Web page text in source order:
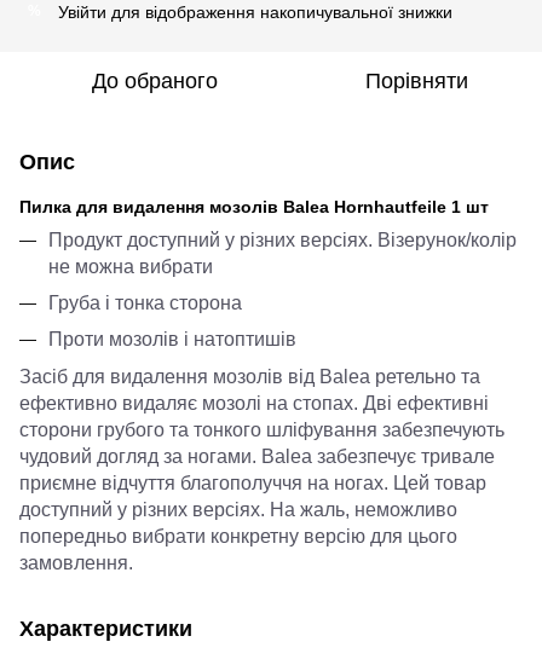
Увійти для відображення накопичувальної знижки
До обраного Порівняти
Опис
Пилка для видалення мозолів Balea Hornhautfeile 1 шт
Продукт доступний у різних версіях. Візерунок/колір
не можна вибрати
Груба і тонка сторона
Проти мозолів і натоптишів
Засіб для видалення мозолів від Balea ретельно та
ефективно видаляє мозолі на стопах. Дві ефективні
сторони грубого та тонкого шліфування забезпечують
чудовий догляд за ногами. Balea забезпечує тривале
приємне відчуття благополуччя на ногах. Цей товар
доступний у різних версіях. На жаль, неможливо
попередньо вибрати конкретну версію для цього
замовлення.
Характеристики